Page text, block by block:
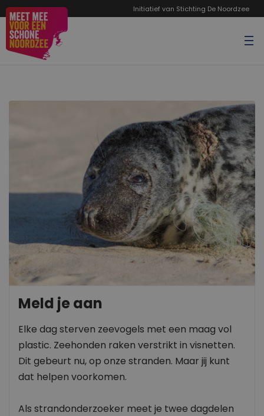
Initiatief van Stichting De Noordzee
Meld je aan
Elke dag sterven zeevogels met een maag vol
plastic. Zeehonden raken verstrikt in visnetten.
Dit gebeurt nu, op onze stranden. Maar jij kunt
dat helpen voorkomen.
Als strandonderzoeker meet je twee dagdelen